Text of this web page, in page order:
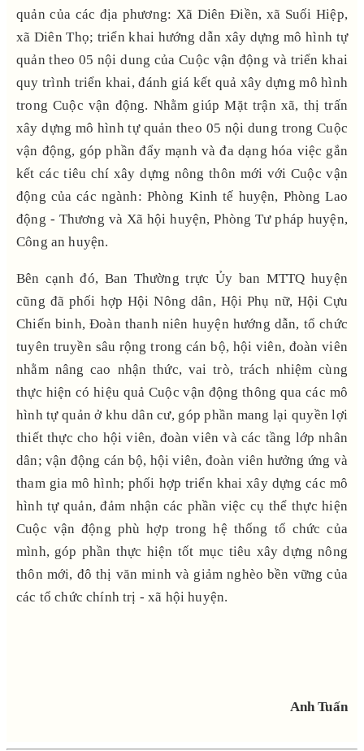
quản của các địa phương: Xã Diên Điền, xã Suối Hiệp,
xã Diên Thọ; triển khai hướng dẫn xây dựng mô hình tự
quản theo 05 nội dung của Cuộc vận động và triển khai
quy trình triển khai, đánh giá kết quả xây dựng mô hình
trong Cuộc vận động. Nhằm giúp Mặt trận xã, thị trấn
xây dựng mô hình tự quản theo 05 nội dung trong Cuộc
vận động, góp phần đẩy mạnh và đa dạng hóa việc gắn
kết các tiêu chí xây dựng nông thôn mới với Cuộc vận
động của các ngành: Phòng Kinh tế huyện, Phòng Lao
động - Thương và Xã hội huyện, Phòng Tư pháp huyện,
Công an huyện.
Bên cạnh đó, Ban Thường trực Ủy ban MTTQ huyện
cũng đã phối hợp Hội Nông dân, Hội Phụ nữ, Hội Cựu
Chiến binh, Đoàn thanh niên huyện hướng dẫn, tổ chức
tuyên truyền sâu rộng trong cán bộ, hội viên, đoàn viên
nhằm nâng cao nhận thức, vai trò, trách nhiệm cùng
thực hiện có hiệu quả Cuộc vận động thông qua các mô
hình tự quản ở khu dân cư, góp phần mang lại quyền lợi
thiết thực cho hội viên, đoàn viên và các tầng lớp nhân
dân; vận động cán bộ, hội viên, đoàn viên hưởng ứng và
tham gia mô hình; phối hợp triển khai xây dựng các mô
hình tự quản, đảm nhận các phần việc cụ thể thực hiện
Cuộc vận động phù hợp trong hệ thống tổ chức của
mình, góp phần thực hiện tốt mục tiêu xây dựng nông
thôn mới, đô thị văn minh và giảm nghèo bền vững của
các tổ chức chính trị - xã hội huyện.
Anh Tuấn